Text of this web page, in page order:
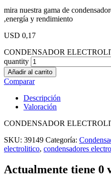
mira nuestra gama de
,energía y rendimiento
USD 0,17
CONDENSADOR
quantity
Añadir al carrito
Comparar
Descripción
Valoración
CONDENSADOR
SKU: 39149 Categoría:
electrolitico, condensadores
Actualmente tiene 0